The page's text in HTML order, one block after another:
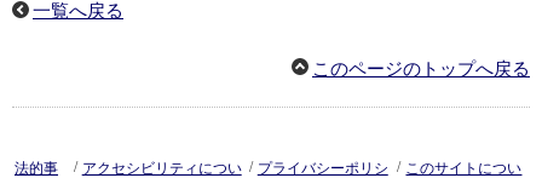
一覧へ戻る
このページのトップへ戻る
法的事 / アクセシビリティについ / プライバシーポリシ / このサイトについ